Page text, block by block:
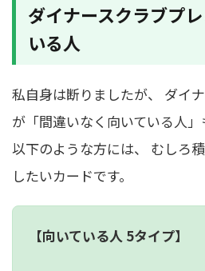
ダイナースクラブプ
いる人
私自身は断りましたが、 ダイ
が「間違いなく向いている人」
以下のような方には、 むしろ
したいカードです。
【向いている人 5タイプ】